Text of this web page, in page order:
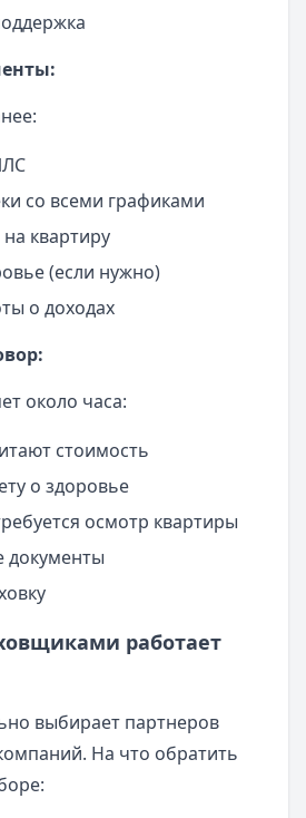
со всеми графиками
квартиру
(если нужно)
о доходах
около часа:
стоимость
о здоровье
осмотр квартиры
документы
работает
выбирает партнеров
На что обратить